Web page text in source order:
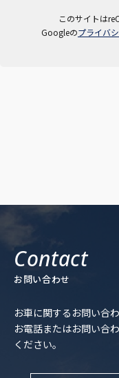
このサイトは
Googleのプライバ
お問い合わせ
お車に関するお問い合
お電話またはお問い合
ください。